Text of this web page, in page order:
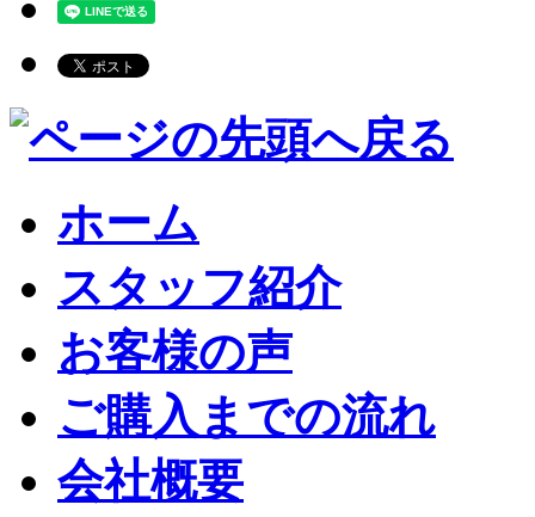
ホーム
スタッフ紹介
お客様の声
ご購入までの流れ
会社概要